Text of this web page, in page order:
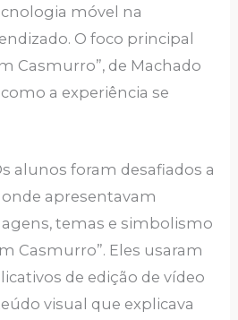
móvel na
O foco principal
Casmurro”, de Machado
a experiência se
alunos foram desafiados a
apresentavam
temas e simbolismo
Casmurro”. Eles usaram
de edição de vídeo
visual que explicava